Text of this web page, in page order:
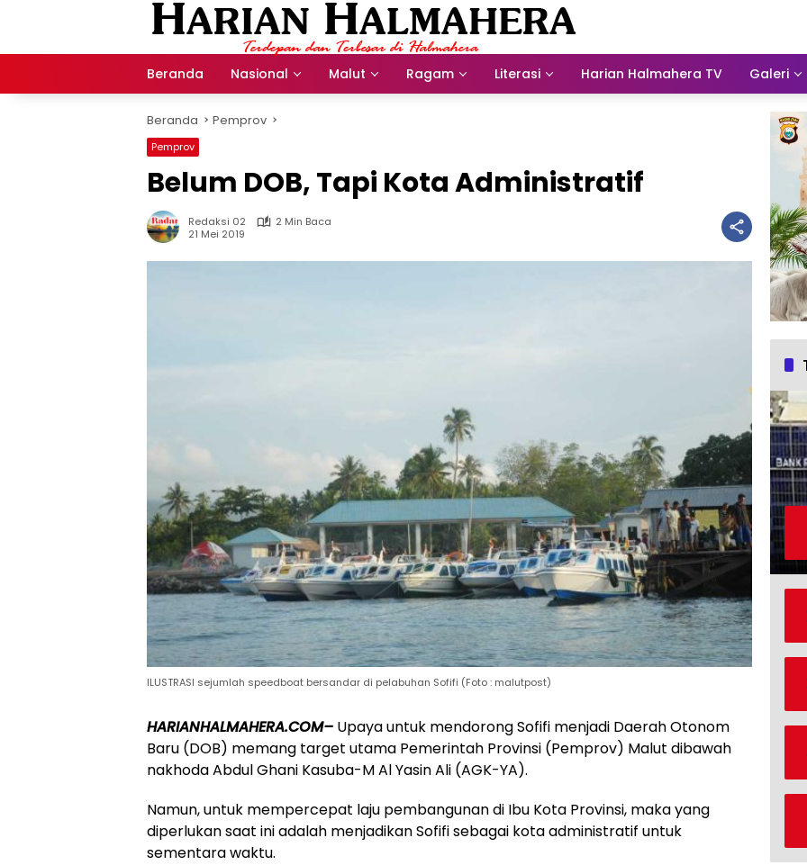
Beranda Nasional Malut Ragam Literasi Harian Halmahera TV Galeri
Beranda Pemprov
Pemprov
Belum DOB, Tapi Kota Administratif
Redaksi 02
2 Min Baca
21 Mei 2019
ILUSTRASI sejumlah speedboat bersandar di pelabuhan Sofifi (Foto : malutpost)
HARIANHALMAHERA.COM– Upaya untuk mendorong Sofifi menjadi Daerah Otonom
Baru (DOB) memang target utama Pemerintah Provinsi (Pemprov) Malut dibawah
nakhoda Abdul Ghani Kasuba-M Al Yasin Ali (AGK-YA).
Namun, untuk mempercepat laju pembangunan di Ibu Kota Provinsi, maka yang
diperlukan saat ini adalah menjadikan Sofifi sebagai kota administratif untuk
sementara waktu.